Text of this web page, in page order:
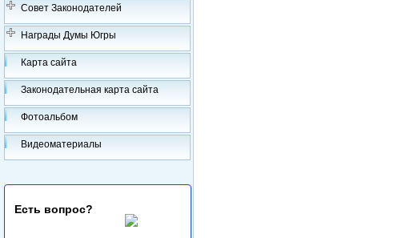
Совет Законодателей
Награды Думы Югры
Карта сайта
Законодательная карта сайта
Фотоальбом
Видеоматериалы
Есть вопрос?